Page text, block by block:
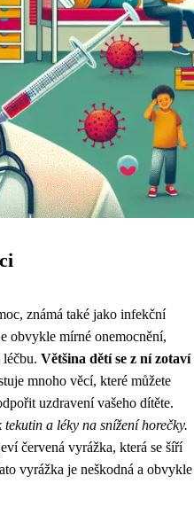
známá také jako infekční
obvykle mírné onemocnění,
Většina dětí se z ní zotaví
mnoho věcí, které můžete
uzdravení vašeho dítěte.
a léky na snížení horečky.
červená vyrážka, která se šíří
vyrážka je neškodná a obvykle